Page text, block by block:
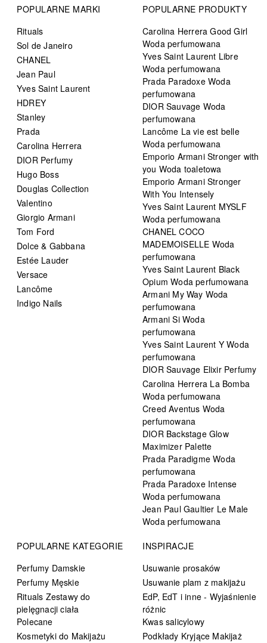
POPULARNE MARKI
Rituals
Sol de Janeiro
CHANEL
Jean Paul
Yves Saint Laurent
HDREY
Stanley
Prada
Carolina Herrera
DIOR Perfumy
Hugo Boss
Douglas Collection
Valentino
Giorgio Armani
Tom Ford
Dolce & Gabbana
Estée Lauder
Versace
Lancôme
Indigo Nails
POPULARNE PRODUKTY
Carolina Herrera Good Girl
Woda perfumowana
Yves Saint Laurent Libre
Woda perfumowana
Prada Paradoxe Woda
perfumowana
DIOR Sauvage Woda
perfumowana
Lancôme La vie est belle
Woda perfumowana
Emporio Armani Stronger with
you Woda toaletowa
Emporio Armani Stronger
With You Intensely
Yves Saint Laurent MYSLF
Woda perfumowana
CHANEL COCO
MADEMOISELLE Woda
perfumowana
Yves Saint Laurent Black
Opium Woda perfumowana
Armani My Way Woda
perfumowana
Armani Si Woda
perfumowana
Yves Saint Laurent Y Woda
perfumowana
DIOR Sauvage Elixir Perfumy
Carolina Herrera La Bomba
Woda perfumowana
Creed Aventus Woda
perfumowana
DIOR Backstage Glow
Maximizer Palette
Prada Paradigme Woda
perfumowana
Prada Paradoxe Intense
Woda perfumowana
Jean Paul Gaultier Le Male
Woda perfumowana
POPULARNE KATEGORIE
Perfumy Damskie
Perfumy Męskie
Rituals Zestawy do
pielęgnacji ciała
Polecane
Kosmetyki do Makijażu
INSPIRACJE
Usuwanie prosaków
Usuwanie plam z makijażu
EdP, EdT i inne - Wyjaśnienie
różnic
Kwas salicylowy
Podkłady Kryjące Makijaż